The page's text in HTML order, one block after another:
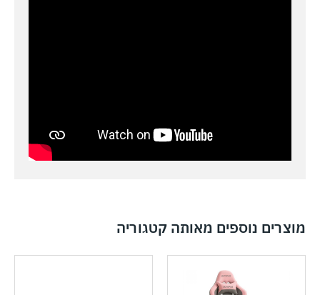
מוצרים נוספים מאותה קטגוריה